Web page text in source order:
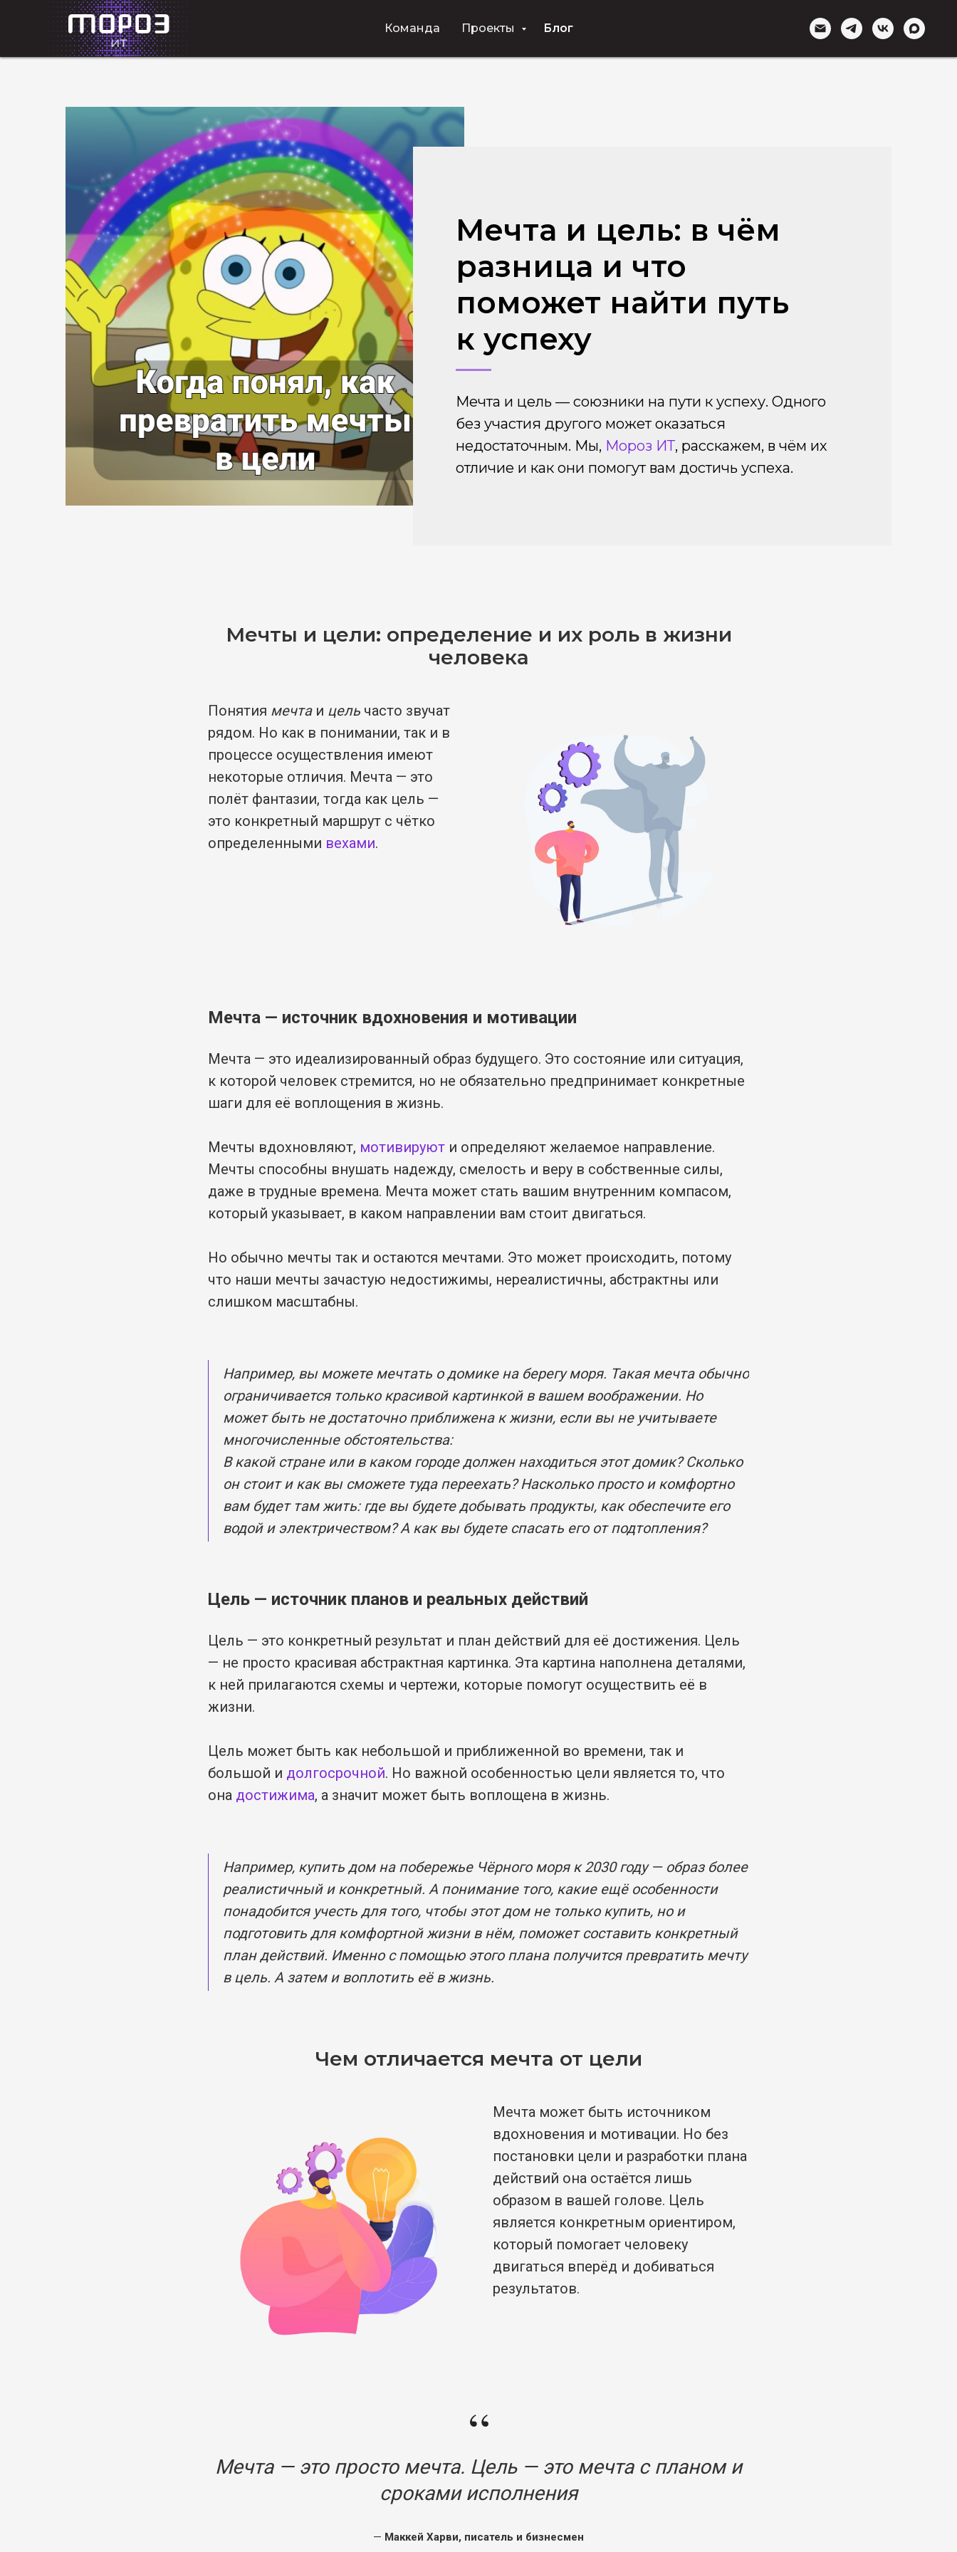
Команда Проекты Блог
Мечта и цель: в чём
разница и что
поможет найти путь
к успеху
Мечта и цель — союзники на пути к успеху. Одного
без участия другого может оказаться
недостаточным. Мы, Мороз ИТ, расскажем, в чём их
отличие и как они помогут вам достичь успеха.
Мечты и цели: определение и их роль в жизни
человека
Понятия мечтаи цель часто звучат
рядом. Но как в понимании, так и в
процессе осуществления имеют
некоторые отличия. Мечта — это
полёт фантазии, тогда как цель —
это конкретный маршрут с чётко
определенными вехами.
Мечта — источник вдохновения и мотивации
Мечта — это идеализированный образ будущего. Это состояние или ситуация,
к которой человек стремится, но не обязательно предпринимает конкретные
шаги для её воплощения в жизнь.
Мечты вдохновляют, мотивируют и определяют желаемое направление.
Мечты способны внушать надежду, смелость и веру в собственные силы,
даже в трудные времена. Мечта может стать вашим внутренним компасом,
который указывает, в каком направлении вам стоит двигаться.
Но обычно мечты так и остаются мечтами. Это может происходить, потому
что наши мечты зачастую недостижимы, нереалистичны, абстрактны или
слишком масштабны.
Например, вы можете мечтать о домике на берегу моря. Такая мечта обычно
ограничивается только красивой картинкой в вашем воображении. Но
может быть не достаточно приближена к жизни, если вы не учитываете
многочисленные обстоятельства:
В какой стране или в каком городе должен находиться этот домик? Сколько
он стоит и как вы сможете туда переехать? Насколько просто и комфортно
вам будет там жить: где вы будете добывать продукты, как обеспечите его
водой и электричеством? А как вы будете спасать его от подтопления?
Цель — источник планов и реальных действий
Цель — это конкретный результат и план действий для её достижения. Цель
— не просто красивая абстрактная картинка. Эта картина наполнена деталями,
к ней прилагаются схемы и чертежи, которые помогут осуществить её в
жизни.
Цель может быть как небольшой и приближенной во времени, так и
большой и долгосрочной. Но важной особенностью цели является то, что
она достижима, а значит может быть воплощена в жизнь.
Например, купить дом на побережье Чёрного моря к 2030 году — образ более
реалистичный и конкретный. А понимание того, какие ещё особенности
понадобится учесть для того, чтобы этот дом не только купить, но и
подготовить для комфортной жизни в нём, поможет составить конкретный
план действий. Именно с помощью этого плана получится превратить мечту
в цель. А затем и воплотить её в жизнь.
Чем отличается мечта от цели
Мечта может быть источником
вдохновения и мотивации. Но без
постановки цели и разработки плана
действий она остаётся лишь
образом в вашей голове. Цель
является конкретным ориентиром,
который помогает человеку
двигаться вперёд и добиваться
результатов.
“
Мечта — это просто мечта. Цель — это мечта с планом и
сроками исполнения
— Маккей Харви, писатель и бизнесмен